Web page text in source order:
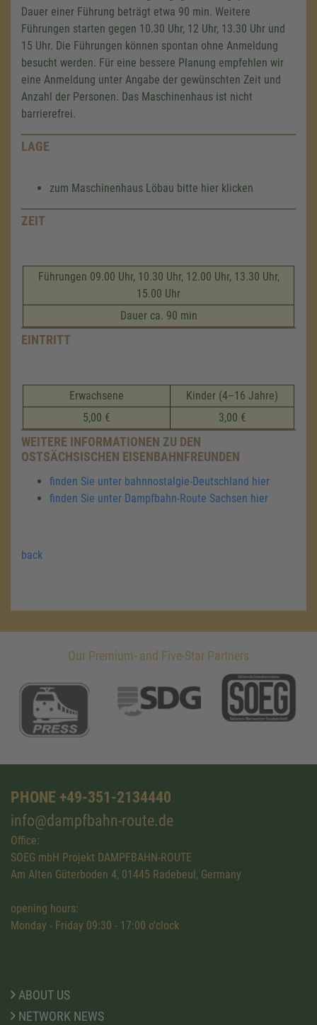
Dauer einer Führung beträgt etwa 90 min. Weitere
Führungen starten gegen 10.30 Uhr, 12 Uhr, 13.30 Uhr und
15 Uhr. Die Führungen können spontan ohne Anmeldung
besucht werden. Für eine bessere Planung empfehlen wir
eine Anmeldung unter Angabe der gewünschten Zeit und
Anzahl der Personen. Das Maschinenhaus ist nicht
barrierefrei.
LAGE
zum Maschinenhaus Löbau bitte hier klicken
ZEIT
Führungen 09.00 Uhr, 10.30 Uhr, 12.00 Uhr, 13.30 Uhr,
15.00 Uhr
Dauer ca. 90 min
EINTRITT
Erwachsene
Kinder (4–16 Jahre)
5,00 €
3,00 €
WEITERE INFORMATIONEN ZU DEN
OSTSÄCHSISCHEN EISENBAHNFREUNDEN
finden Sie unter bahnnostalgie-Deutschland hier
finden Sie unter Dampfbahn-Route Sachsen hier
back
Our Premium- and Five-Star Partners
PHONE +49-351-2134440
info@dampfbahn-route.de
Office:
SOEG mbH Projekt DAMPFBAHN-ROUTE
Am Alten Güterboden 4, 01445 Radebeul, Germany
opening hours:
Monday - Friday 09:30 - 17:00 o'clock
ABOUT US
NETWORK NEWS